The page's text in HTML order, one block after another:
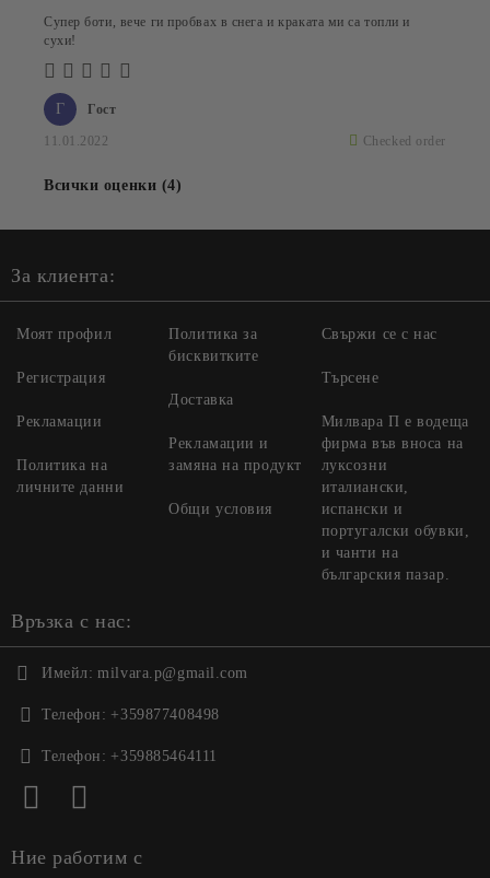
Г Гост
11.01.2022 Checked order
Супер боти, вече ги пробвах в снега и краката ми са топли и
сухи!
Всички оценки (4)
За клиента:
Моят профил
Регистрация
Рекламации
Политика на
личните данни
Политика за
бисквитките
Доставка
Рекламации и
замяна на продукт
Общи условия
Свържи се с нас
Търсене
Милвара П е водеща
фирма във вноса на
луксозни
италиански,
испански и
португалски обувки,
и чанти на
българския пазар.
Връзка с нас:
Имейл: milvara.p@gmail.com
Телефон: +359877408498
Телефон: +359885464111
Ние работим с